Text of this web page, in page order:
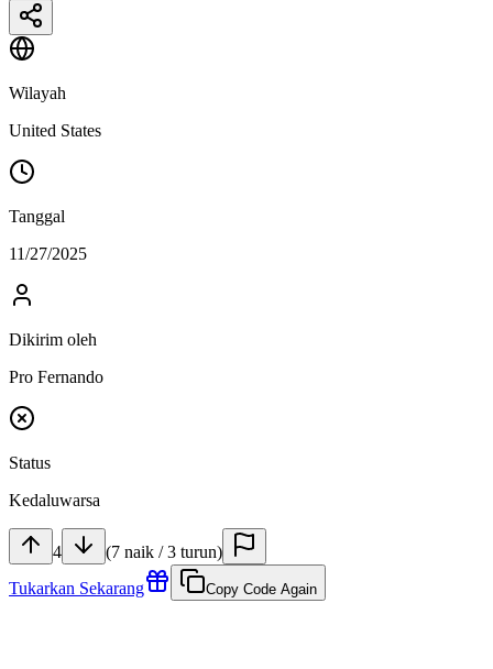
Wilayah
United States
Tanggal
11/27/2025
Dikirim oleh
Pro Fernando
Status
Kedaluwarsa
4 (7 naik /3 turun)
Tukarkan Sekarang
Copy Code Again